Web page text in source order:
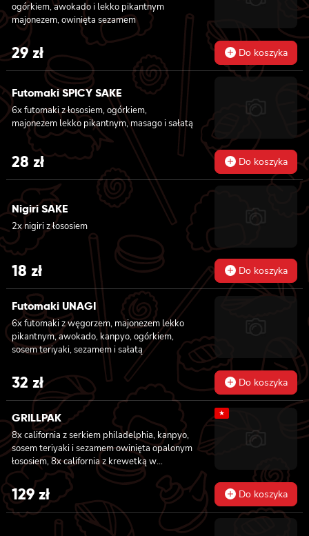
lekko pikantnym 6x futomaki z ŁOSOSIEM,
awokado, ogórkiem, serkiem philadelphia i
sałatą 6x futomaki z pieczonym ŁOSOSIEM,
serkiem philadelphia, awokado, ogórkiem,
kanpyo i sałatą
ogórkiem, awokado i lekko pikantnym
majonezem, owinięta sezamem
29zł Do koszyka
Futomaki SPICY SAKE
6x futomaki z łososiem, ogórkiem,
majonezem lekko pikantnym, masago i sałatą
28 zł Do koszyka
Nigiri SAKE
2x nigiri z łososiem
18 zł Do koszyka
Futomaki UNAGI
6x futomaki z węgorzem, majonezem lekko
pikantnym, awokado, kanpyo, ogórkiem,
sosem teriyaki, sezamem i sałatą
32 zł Do koszyka
GRILLPAK
8x california z serkiem philadelphia, kanpyo,
sosem teriyaki i sezamem owinięta opalonym
łososiem, 8x california z krewetką w
tempurze, majonezem lekko pikantnym,
ogórkiem, sezamem i masago, 6x futomaki z
pieczonym łososiem, serkiem philadelphia,
awokado, ogórkiem, kanpyo i sałatą, sosem
teriyaki i sezamem, 6x futomaki z surimi,
★
129zł Do koszyka